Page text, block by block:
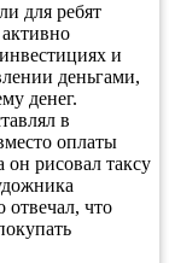
для ребят
и
деньгами,
денег.
в
оплаты
он рисовал таксу
отвечал, что